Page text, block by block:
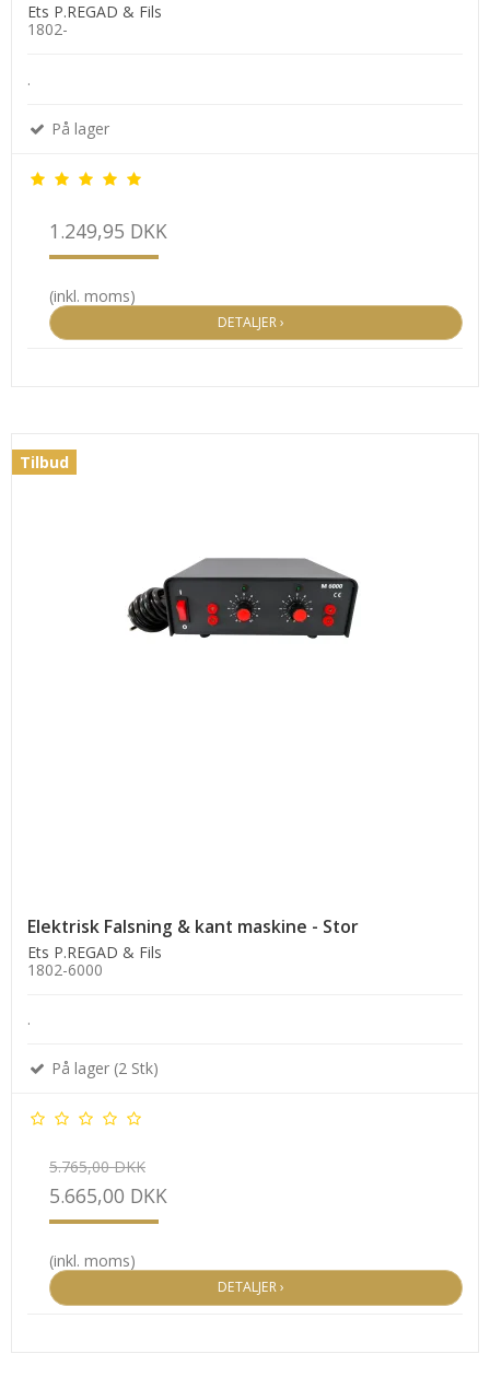
Ets P.REGAD & Fils
1802-
.
På lager
1.249,95 DKK
(inkl. moms)
DETALJER ›
Tilbud
Elektrisk Falsning & kant maskine - Stor
Ets P.REGAD & Fils
1802-6000
.
På lager (2 Stk)
5.765,00 DKK
5.665,00 DKK
(inkl. moms)
DETALJER ›